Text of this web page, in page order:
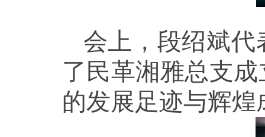
会上，段绍斌
了民革湘雅总支
的发展足迹与辉煌